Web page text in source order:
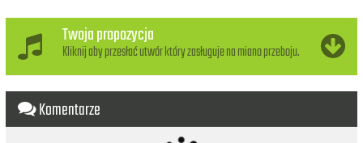
You're the one that I want
Oo-oo-oo, honey
The one that I want
Oo-oo-oo, honey
The one that I want
Oo-oo-oo, the one I need
Oh, yes, indeed [3x]
Twoja propozycja
Kliknij aby przesłać utwór który zasługuje na miano przeboju.
Komentarze